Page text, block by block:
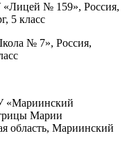
№ 159», Россия,
5 класс
№ 7», Россия,
Марии
область, Мариинский